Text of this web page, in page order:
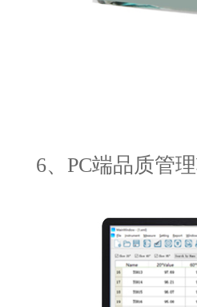
6、PC端品质管